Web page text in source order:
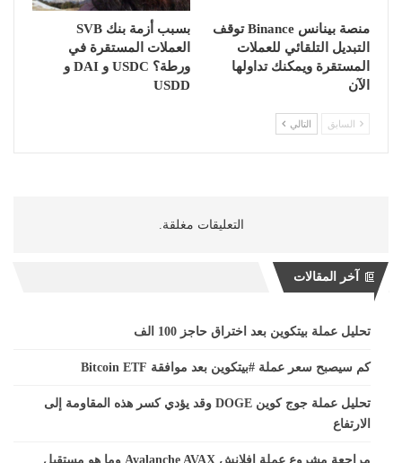
منصة بينانس Binance توقف
التبديل التلقائي للعملات
المستقرة ويمكنك تداولها
الآن
بسبب أزمة بنك SVB
العملات المستقرة في
ورطة؟ USDC و DAI و
USDD
السابق التالي
التعليقات مغلقة.
آخر المقالات
تحليل عملة بيتكوين بعد اختراق حاجز 100 الف
كم سيصبح سعر عملة #بيتكوين بعد موافقة Bitcoin ETF
تحليل عملة جوج كوين DOGE وقد يؤدي كسر هذه المقاومة إلى
الارتفاع
مراجعة مشروع عملة افلانش Avalanche AVAX وما هو مستقبل